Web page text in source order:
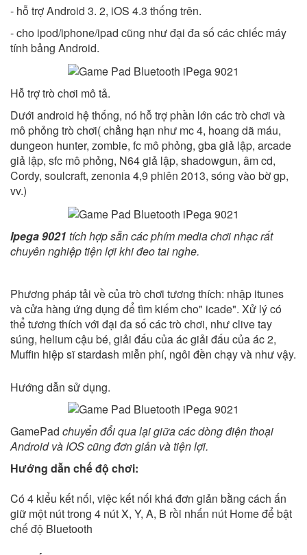
- hỗ trợ Android 3. 2, iOS 4.3 thống trên.
- cho ipod/iphone/ipad cũng như đại đa số các chiếc máy
tính bảng Android.
Hỗ trợ trò chơi mô tả.
Dưới android hệ thống, nó hỗ trợ phần lớn các trò chơi và
mô phỏng trò chơi( chẳng hạn như mc 4, hoang dã máu,
dungeon hunter, zombie, fc mô phỏng, gba giả lập, arcade
giả lập, sfc mô phỏng, N64 giả lập, shadowgun, âm cd,
Cordy, soulcraft, zenonia 4,9 phiên 2013, sóng vào bờ gp,
vv.)
Ipega 9021 tích hợp sẵn các phím media chơi nhạc rất
chuyên nghiệp tiện lợi khi đeo tai nghe.
Phương pháp tải về của trò chơi tương thích: nhập itunes
và cửa hàng ứng dụng để tìm kiếm cho" icade". Xử lý có
thể tương thích với đại đa số các trò chơi, như clive tay
súng, helium cậu bé, giải đấu của ác giải đấu của ác 2,
Muffin hiệp sĩ stardash miễn phí, ngôi đền chạy và như vậy.
Hướng dẫn sử dụng.
GamePad chuyển đổi qua lại giữa các dòng điện thoại
Android và IOS cũng đơn giản và tiện lợi.
Hướng dẫn chế độ chơi:
Có 4 kiểu kết nối, việc kết nối khá đơn giản bằng cách ấn
giữ một nút trong 4 nút X, Y, A, B rồi nhấn nút Home để bật
chế độ Bluetooth